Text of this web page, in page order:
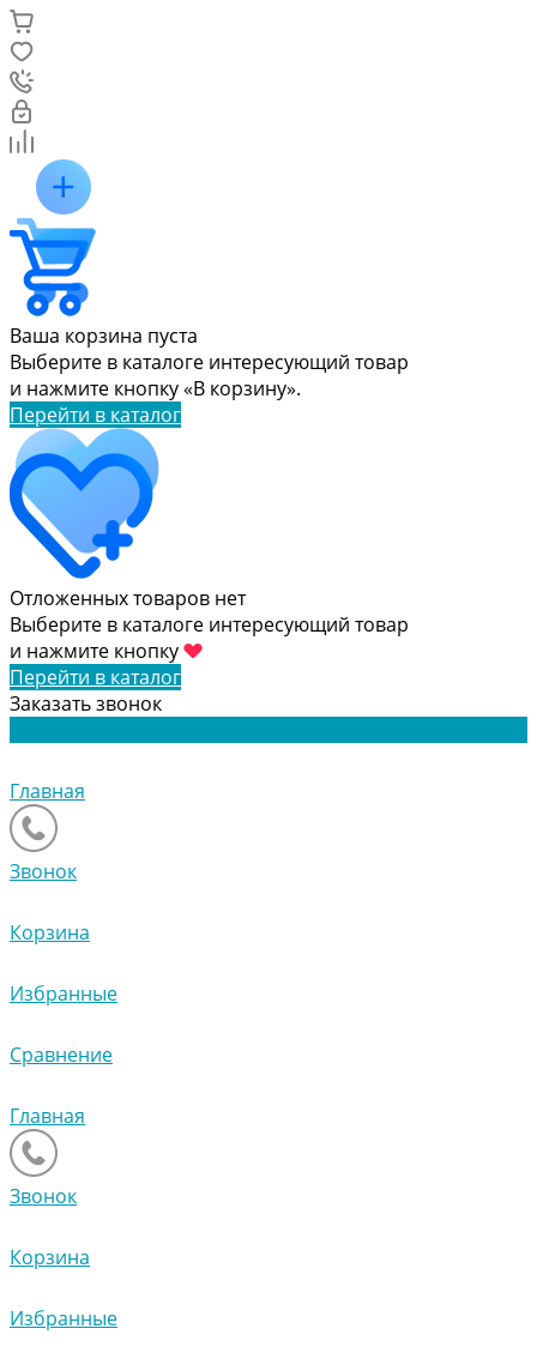
Ваша корзина пуста
Выберите в каталоге интересующий товар
и нажмите кнопку «В корзину».
Перейти в каталог
Отложенных товаров нет
Выберите в каталоге интересующий товар
и нажмите кнопку
Перейти в каталог
Заказать звонок
Главная
Звонок
Корзина
Избранные
Сравнение
Главная
Звонок
Корзина
Избранные